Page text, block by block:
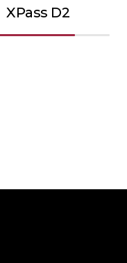
XPass D2